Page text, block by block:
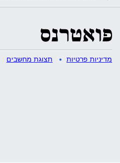
מדיניות פרטיות תצוגת מחשבים